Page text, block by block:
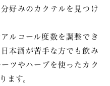
好みのカクテルを見つけ
ルコール度数を調整でき
本酒が苦手な方でも飲み
ツやハーブを使ったカク
ます。